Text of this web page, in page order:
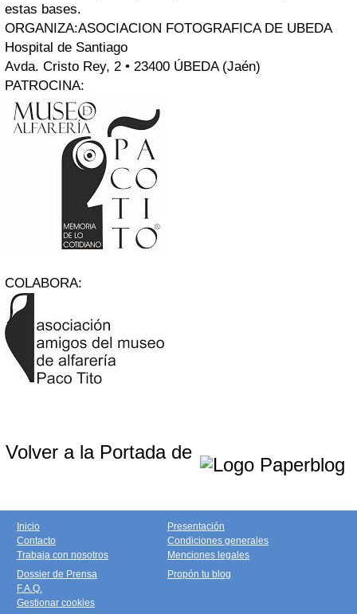
estas bases.
ORGANIZA:ASOCIACION FOTOGRAFICA DE UBEDA
Hospital de Santiago
Avda. Cristo Rey, 2 • 23400 ÚBEDA (Jaén)
PATROCINA:
COLABORA:
Volver a la Portada de
Inicio
Contacto
Trabaja con nosotros
Presentación
Condiciones generales
Menciones legales
Dossier de Prensa
F.A.Q.
Gestionar cookies
Propón tu blog